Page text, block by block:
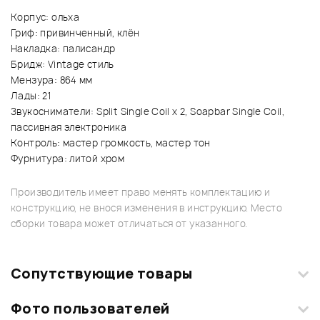
Корпус: ольха
Гриф: привинченный, клён
Накладка: палисандр
Бридж: Vintage стиль
Мензура: 864 мм
Лады: 21
Звукосниматели: Split Single Coil x 2, Soapbar Single Coil,
пассивная электроника
Контроль: мастер громкость, мастер тон
Фурнитура: литой хром
Производитель имеет право менять комплектацию и
конструкцию, не внося изменения в инструкцию. Место
сборки товара может отличаться от указанного.
Сопутствующие товары
Фото пользователей